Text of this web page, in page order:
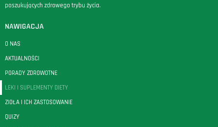
poszukujących zdrowego trybu życia.
NAWIGACJA
O NAS
AKTUALNOŚCI
PORADY ZDROWOTNE
LEKI I SUPLEMENTY DIETY
ZIOŁA I ICH ZASTOSOWANIE
QUIZY